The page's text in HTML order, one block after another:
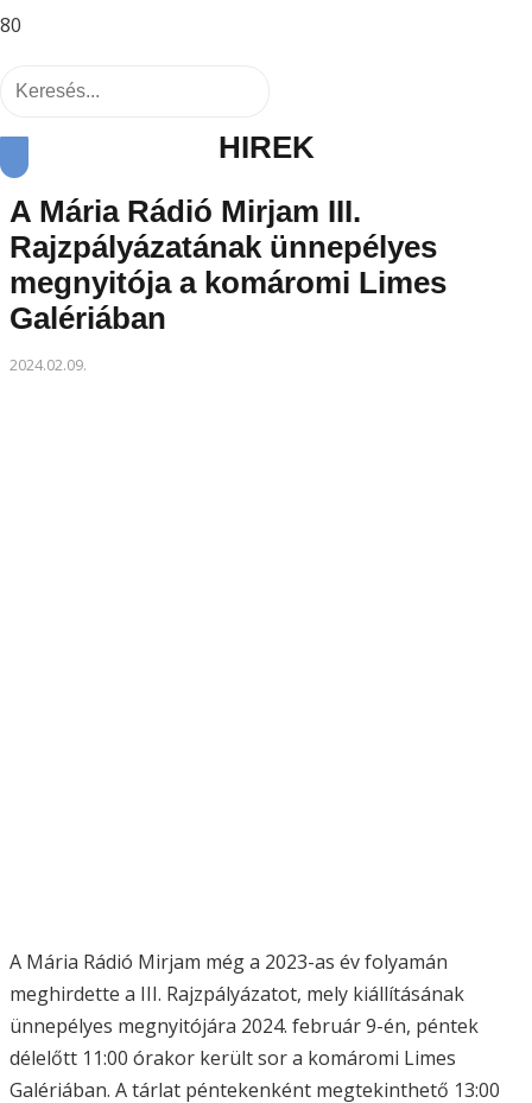
HÍREK
A Mária Rádió Mirjam III.
Rajzpályázatának ünnepélyes
megnyitója a komáromi Limes
Galériában
2024.02.09.
A Mária Rádió Mirjam még a 2023-as év folyamán
meghirdette a III. Rajzpályázatot, mely kiállításának
ünnepélyes megnyitójára 2024. február 9-én, péntek
délelőtt 11:00 órakor került sor a komáromi Limes
Galériában. A tárlat péntekenként megtekinthető 13:00